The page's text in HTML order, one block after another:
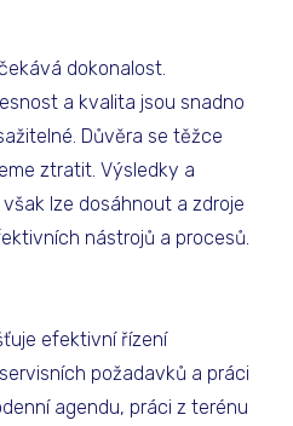
dokonalost.
a kvalita jsou snadno
Důvěra se těžce
ztratit. Výsledky a
lze dosáhnout a zdroje
nástrojů a procesů.
efektivní řízení
požadavků a práci
agendu, práci z terénu